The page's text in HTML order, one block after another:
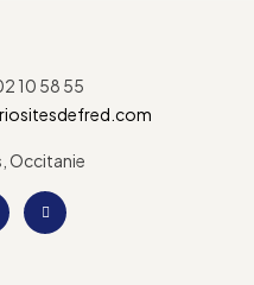
10 58 55
Occitanie